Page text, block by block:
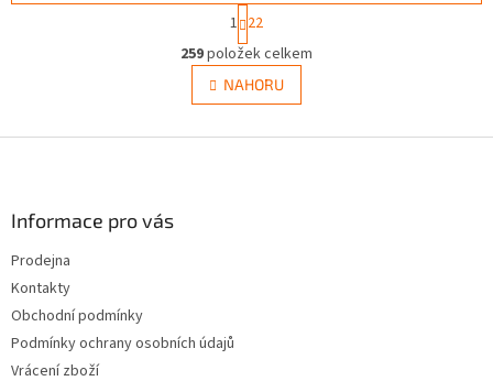
O
v
l
á
S
t
r
á
n
k
v
1 22
259položek celkem
NAHORU
Informace pro vás
Prodejna
Kontakty
Obchodní podmínky
Podmínky ochrany osobních údajů
Vrácení zboží